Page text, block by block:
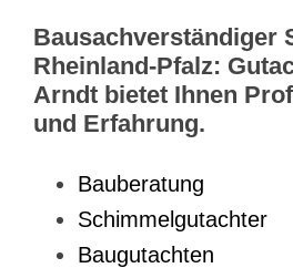
Bausachverständiger
Rheinland-Pfalz:
Arndt bietet Ihnen
und Erfahrung.
Bauberatung
Schimmelgutachter
Baugutachten